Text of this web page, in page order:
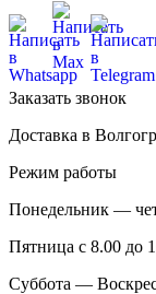
Заказать звонок
Доставка в
Режим работы
Понедельник —
Пятница с 8.00 до
Суббота —